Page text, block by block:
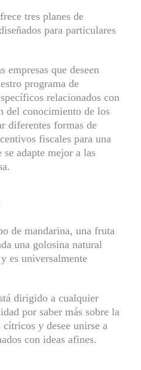
tres planes de
para particulares
empresas que deseen
programa de
relacionados con
del conocimiento de los
diferentes formas de
fiscales para una
adapte mejor a las
de mandarina, una fruta
una golosina natural
es universalmente
dirigido a cualquier
por saber más sobre la
y desee unirse a
con ideas afines.